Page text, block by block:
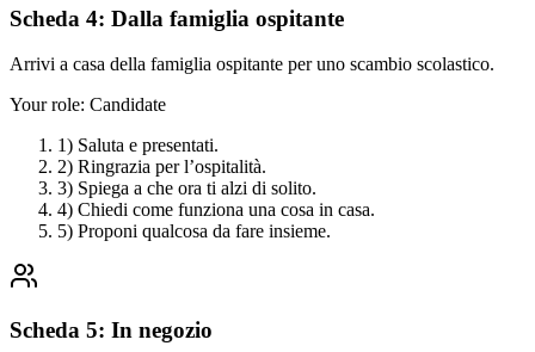
Scheda 4: Dalla famiglia ospitante
Arrivi a casa della famiglia ospitante per uno scambio scolastico.
Your role: Candidate
1) Saluta e presentati.
2) Ringrazia per l’ospitalità.
3) Spiega a che ora ti alzi di solito.
4) Chiedi come funziona una cosa in casa.
5) Proponi qualcosa da fare insieme.
Scheda 5: In negozio